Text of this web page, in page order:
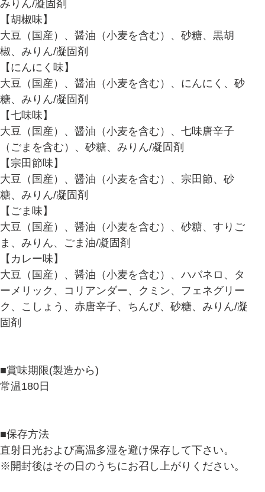
みりん/凝固剤
【胡椒味】
大豆（国産）、醤油（小麦を含む）、砂糖、黒胡
椒、みりん/凝固剤
【にんにく味】
大豆（国産）、醤油（小麦を含む）、にんにく、砂
糖、みりん/凝固剤
【七味味】
大豆（国産）、醤油（小麦を含む）、七味唐辛子
（ごまを含む）、砂糖、みりん/凝固剤
【宗田節味】
大豆（国産）、醤油（小麦を含む）、宗田節、砂
糖、みりん/凝固剤
【ごま味】
大豆（国産）、醤油（小麦を含む）、砂糖、すりご
ま、みりん、ごま油/凝固剤
【カレー味】
大豆（国産）、醤油（小麦を含む）、ハバネロ、タ
ーメリック、コリアンダー、クミン、フェネグリー
ク、こしょう、赤唐辛子、ちんぴ、砂糖、みりん/凝
固剤
■賞味期限(製造から)
常温180日
■保存方法
直射日光および高温多湿を避け保存して下さい。
※開封後はその日のうちにお召し上がりください。